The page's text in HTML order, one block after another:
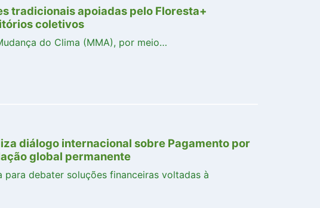
tradicionais apoiadas pelo Floresta+
coletivos
do Clima (MMA), por meio…
diálogo internacional sobre Pagamento por
global permanente
para debater soluções financeiras voltadas à